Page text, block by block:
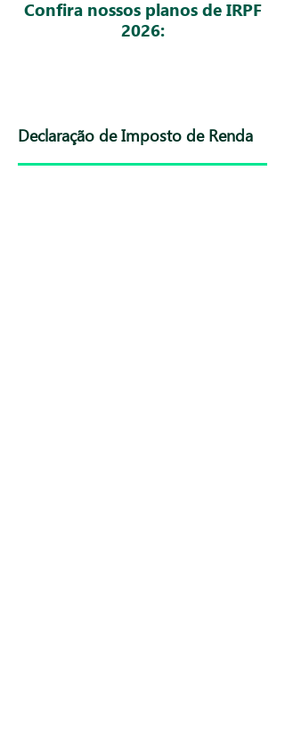
Confira nossos planos de IRPF
2026:
Declaração de Imposto de Renda